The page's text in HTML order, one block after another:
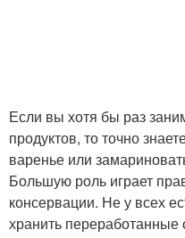
Если вы хотя бы раз
продуктов, то точно
варенье или
Большую роль играет
консервации. Не у всех
хранить